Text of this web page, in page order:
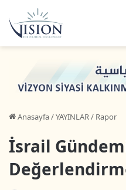
Anasayfa/YAYINLAR/ Rapor
İsrail